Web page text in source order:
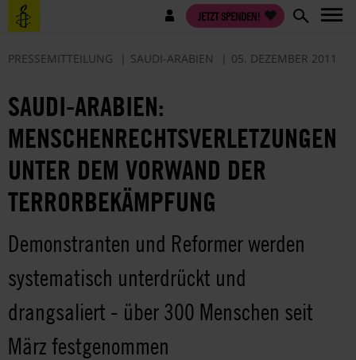
Direkt
zum
Benutzermenü JETZT SPENDEN!
PRESSEMITTEILUNG SAUDI-ARABIEN 05. DEZEMBER 2011
SAUDI-ARABIEN:
MENSCHENRECHTSVERLETZUNGEN
UNTER DEM VORWAND DER
TERRORBEKÄMPFUNG
Demonstranten und Reformer werden
systematisch unterdrückt und
drangsaliert - über 300 Menschen seit
März festgenommen